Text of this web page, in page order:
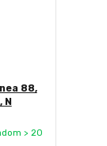
88,
N
> 20